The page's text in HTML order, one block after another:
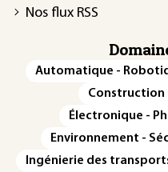
Nos flux RSS
Automatique -
Construction
Électronique -
Environnement -
Ingénierie des